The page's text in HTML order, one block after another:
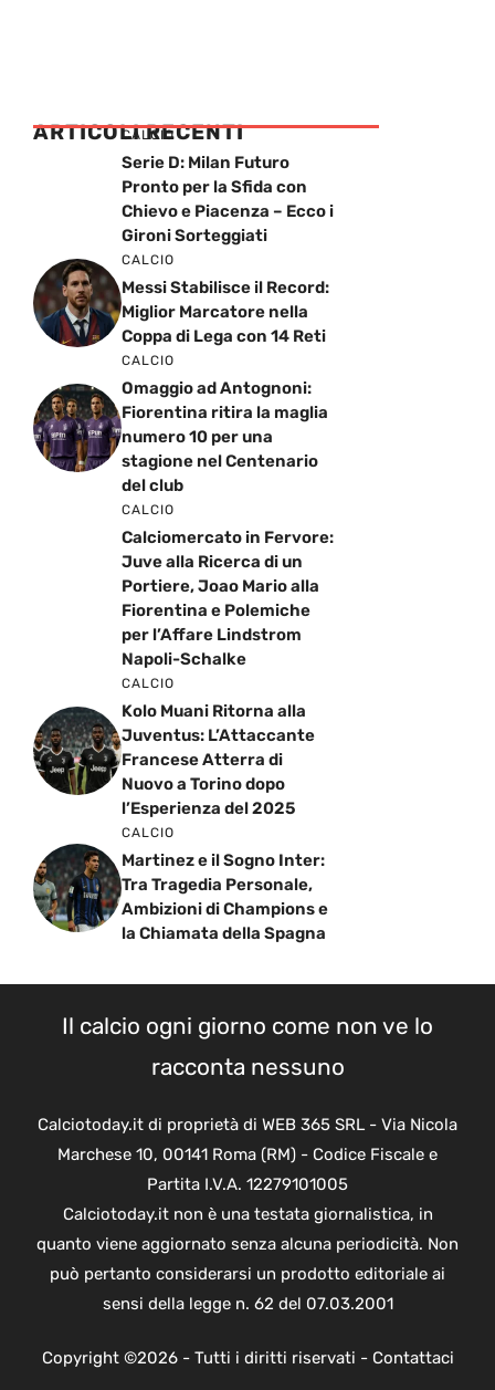
ARTICOLI RECENTI
CALCIO
Serie D: Milan Futuro
Pronto per la Sfida con
Chievo e Piacenza – Ecco i
Gironi Sorteggiati
CALCIO
Messi Stabilisce il Record:
Miglior Marcatore nella
Coppa di Lega con 14 Reti
CALCIO
Omaggio ad Antognoni:
Fiorentina ritira la maglia
numero 10 per una
stagione nel Centenario
del club
CALCIO
Calciomercato in Fervore:
Juve alla Ricerca di un
Portiere, Joao Mario alla
Fiorentina e Polemiche
per l’Affare Lindstrom
Napoli-Schalke
CALCIO
Kolo Muani Ritorna alla
Juventus: L’Attaccante
Francese Atterra di
Nuovo a Torino dopo
l’Esperienza del 2025
CALCIO
Martinez e il Sogno Inter:
Tra Tragedia Personale,
Ambizioni di Champions e
la Chiamata della Spagna
Il calcio ogni giorno come non ve lo
racconta nessuno
Calciotoday.it di proprietà di WEB 365 SRL - Via Nicola
Marchese 10, 00141 Roma (RM) - Codice Fiscale e
Partita I.V.A. 12279101005
Calciotoday.it non è una testata giornalistica, in
quanto viene aggiornato senza alcuna periodicità. Non
può pertanto considerarsi un prodotto editoriale ai
sensi della legge n. 62 del 07.03.2001
Copyright ©2026 - Tutti i diritti riservati - Contattaci